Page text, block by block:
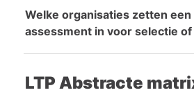
Welke organisaties zetten een
assessment in voor selectie
LTP Abstracte